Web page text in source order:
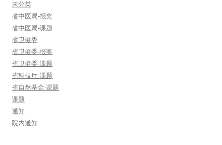
未分类
省中医局-报奖
省中医局-课题
省卫健委
省卫健委-报奖
省卫健委-课题
省科技厅-课题
省自然基金-课题
课题
通知
院内通知